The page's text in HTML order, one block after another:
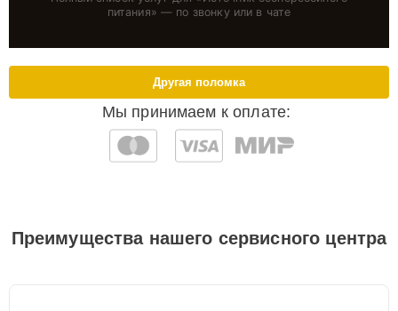
питания» — по звонку или в чате
Мы принимаем к оплате:
Другая поломка
Преимущества нашего сервисного центра